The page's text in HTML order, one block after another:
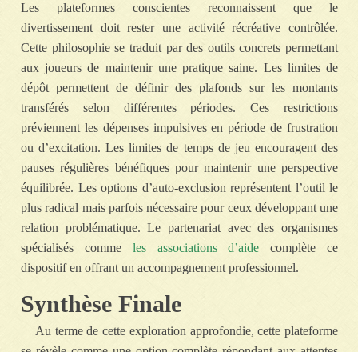
Les plateformes conscientes reconnaissent que le
divertissement doit rester une activité récréative contrôlée.
Cette philosophie se traduit par des outils concrets permettant
aux joueurs de maintenir une pratique saine. Les limites de
dépôt permettent de définir des plafonds sur les montants
transférés selon différentes périodes. Ces restrictions
préviennent les dépenses impulsives en période de frustration
ou d’excitation. Les limites de temps de jeu encouragent des
pauses régulières bénéfiques pour maintenir une perspective
équilibrée. Les options d’auto-exclusion représentent l’outil le
plus radical mais parfois nécessaire pour ceux développant une
relation problématique. Le partenariat avec des organismes
spécialisés comme les associations d’aide complète ce
dispositif en offrant un accompagnement professionnel.
Synthèse Finale
Au terme de cette exploration approfondie, cette plateforme